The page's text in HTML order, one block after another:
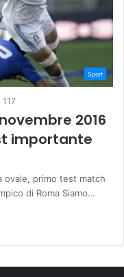
Sport
117
2016
importante
ovale, primo test match
di Roma Siamo…